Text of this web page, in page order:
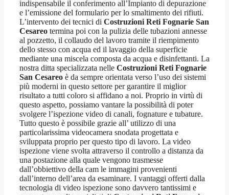
indispensabile il conferimento all’Impianto di depurazione
e l’emissione del formulario per lo smaltimento dei rifiuti.
L’intervento dei tecnici di Costruzioni Reti Fognarie San
Cesareo termina poi con la pulizia delle tubazioni annesse
al pozzetto, il collaudo del lavoro tramite il riempimento
dello stesso con acqua ed il lavaggio della superficie
mediante una miscela composta da acqua e disinfettanti. La
nostra ditta specializzata nelle Costruzioni Reti Fognarie
San Cesareo è da sempre orientata verso l’uso dei sistemi
più moderni in questo settore per garantire il miglior
risultato a tutti coloro si affidano a noi. Proprio in virtù di
questo aspetto, possiamo vantare la possibilità di poter
svolgere l’ispezione video di canali, fognature e tubature.
Tutto questo è possibile grazie all’ utilizzo di una
particolarissima videocamera snodata progettata e
sviluppata proprio per questo tipo di lavoro. La video
ispezione viene svolta attraverso il controllo a distanza da
una postazione alla quale vengono trasmesse
dall’obbiettivo della cam le immagini provenienti
dall’interno dell’area da esaminare. I vantaggi offerti dalla
tecnologia di video ispezione sono davvero tantissimi e